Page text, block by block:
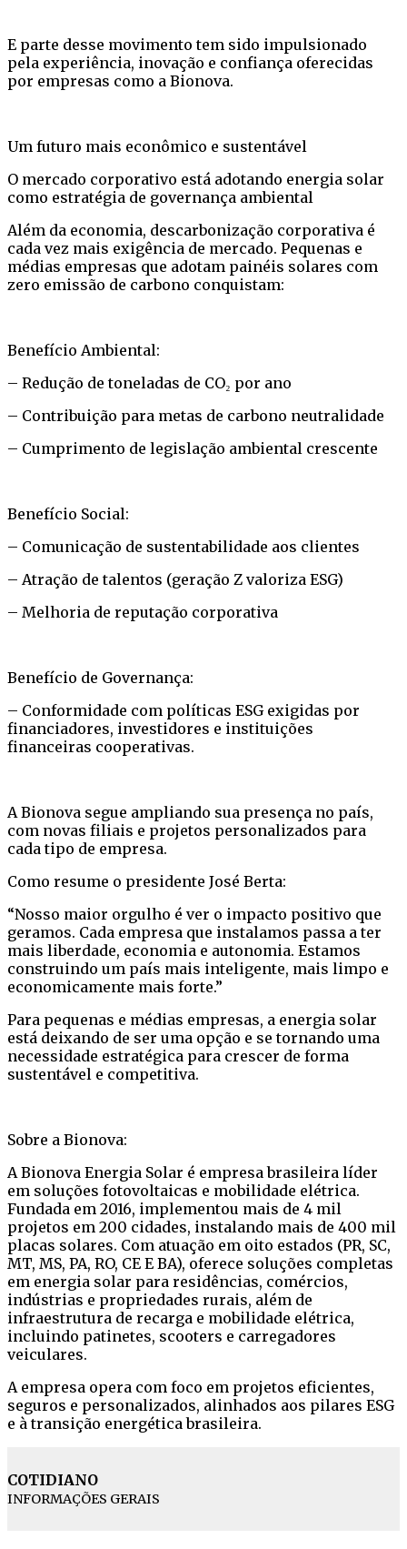
E parte desse movimento tem sido impulsionado
pela experiência, inovação e confiança oferecidas
por empresas como a Bionova.
Um futuro mais econômico e sustentável
O mercado corporativo está adotando energia solar
como estratégia de governança ambiental
Além da economia, descarbonização corporativa é
cada vez mais exigência de mercado. Pequenas e
médias empresas que adotam painéis solares com
zero emissão de carbono conquistam:
Benefício Ambiental:
– Redução de toneladas de CO₂ por ano
– Contribuição para metas de carbono neutralidade
– Cumprimento de legislação ambiental crescente
Benefício Social:
– Comunicação de sustentabilidade aos clientes
– Atração de talentos (geração Z valoriza ESG)
– Melhoria de reputação corporativa
Benefício de Governança:
– Conformidade com políticas ESG exigidas por
financiadores, investidores e instituições
financeiras cooperativas.
A Bionova segue ampliando sua presença no país,
com novas filiais e projetos personalizados para
cada tipo de empresa.
Como resume o presidente José Berta:
“Nosso maior orgulho é ver o impacto positivo que
geramos. Cada empresa que instalamos passa a ter
mais liberdade, economia e autonomia. Estamos
construindo um país mais inteligente, mais limpo e
economicamente mais forte.”
Para pequenas e médias empresas, a energia solar
está deixando de ser uma opção e se tornando uma
necessidade estratégica para crescer de forma
sustentável e competitiva.
Sobre a Bionova:
A Bionova Energia Solar é empresa brasileira líder
em soluções fotovoltaicas e mobilidade elétrica.
Fundada em 2016, implementou mais de 4 mil
projetos em 200 cidades, instalando mais de 400 mil
placas solares. Com atuação em oito estados (PR, SC,
MT, MS, PA, RO, CE E BA), oferece soluções completas
em energia solar para residências, comércios,
indústrias e propriedades rurais, além de
infraestrutura de recarga e mobilidade elétrica,
incluindo patinetes, scooters e carregadores
veiculares.
A empresa opera com foco em projetos eficientes,
seguros e personalizados, alinhados aos pilares ESG
e à transição energética brasileira.
COTIDIANO
INFORMAÇÕES GERAIS